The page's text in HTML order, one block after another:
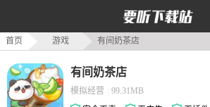
首页 游戏 有间奶茶店
有间奶茶店
模拟经营
99.31MB